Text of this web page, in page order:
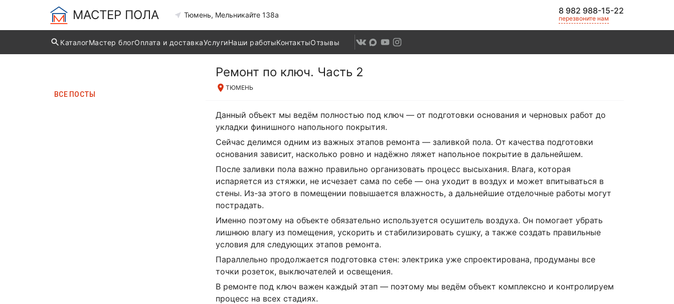
МАСТЕР ПОЛА Тюмень, Мельникайте 138а 8 982 988-15-22
перезвоните нам
КаталогМастер блогОплата и доставкаУслугиНаши работыКонтактыОтзывы
ВCЕ ПОСТЫ
Ремонт по ключ. Часть 2
ТЮМЕНЬ
Данный объект мы ведём полностью под ключ — от подготовки основания и черновых работ до
укладки финишного напольного покрытия.
Сейчас делимся одним из важных этапов ремонта — заливкой пола. От качества подготовки
основания зависит, насколько ровно и надёжно ляжет напольное покрытие в дальнейшем.
После заливки пола важно правильно организовать процесс высыхания. Влага, которая
испаряется из стяжки, не исчезает сама по себе — она уходит в воздух и может впитываться в
стены. Из-за этого в помещении повышается влажность, а дальнейшие отделочные работы могут
пострадать.
Именно поэтому на объекте обязательно используется осушитель воздуха. Он помогает убрать
лишнюю влагу из помещения, ускорить и стабилизировать сушку, а также создать правильные
условия для следующих этапов ремонта.
Параллельно продолжается подготовка стен: электрика уже спроектирована, продуманы все
точки розеток, выключателей и освещения.
В ремонте под ключ важен каждый этап — поэтому мы ведём объект комплексно и контролируем
процесс на всех стадиях.